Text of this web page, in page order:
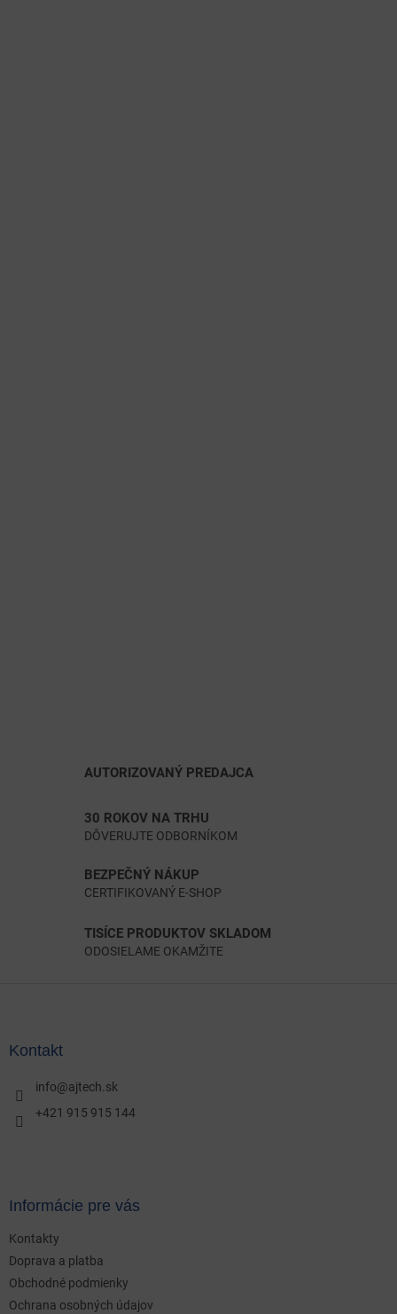
AUTORIZOVANÝ PREDAJCA
30 ROKOV NA TRHU
DÔVERUJTE ODBORNÍKOM
BEZPEČNÝ NÁKUP
CERTIFIKOVANÝ E-SHOP
TISÍCE PRODUKTOV SKLADOM
ODOSIELAME OKAMŽITE
Kontakt
info@ajtech.sk
+421 915 915 144
Informácie pre vás
Kontakty
Doprava a platba
Obchodné podmienky
Ochrana osobných údajov